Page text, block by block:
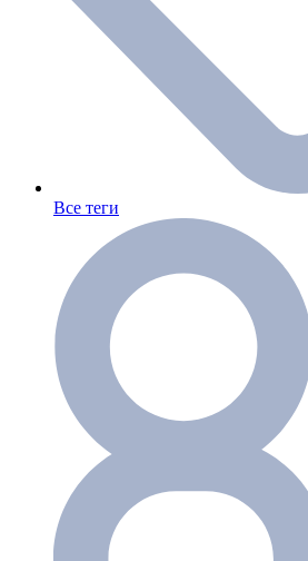
Все теги